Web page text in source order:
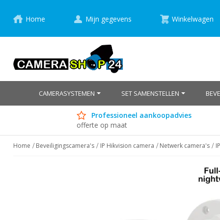
Home Mijn gegevens Winkelwagen
CAMERASYSTEMEN SET SAMENSTELLEN
Professioneel aankoopadvies
offerte op maat
Home Beveiligingscamera's IP Hikvision camera Netwerk camera's